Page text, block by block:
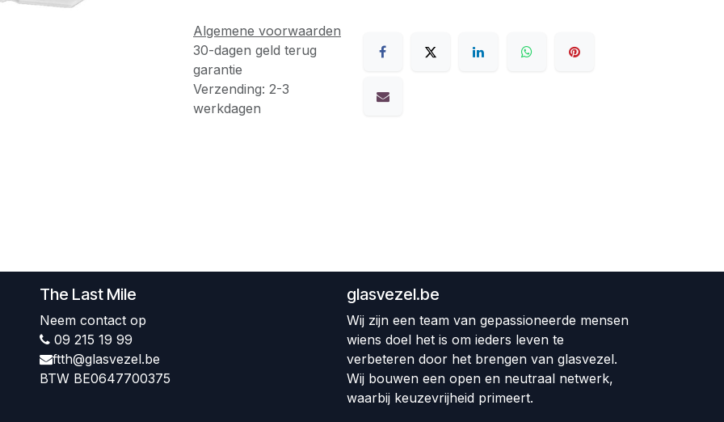
Algemene voorwaarden
30-dagen geld terug
garantie
Verzending: 2-3
werkdagen
The Last Mile
Neem contact op
09 215 19 99
ftth@glasvezel.be
BTW BE0647700375
glasvezel.be
Wij zijn een team van gepassioneerde mensen
wiens doel het is om ieders leven te
verbeteren door het brengen van glasvezel.
Wij bouwen een open en neutraal netwerk,
waarbij keuzevrijheid primeert.